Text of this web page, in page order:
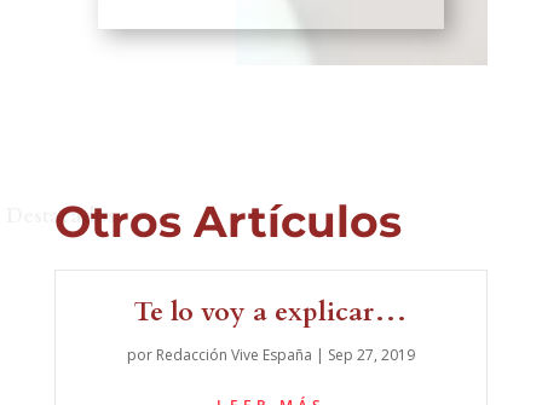
Otros Artículos
Destacados
Te lo voy a explicar…
por Redacción Vive España | Sep 27, 2019